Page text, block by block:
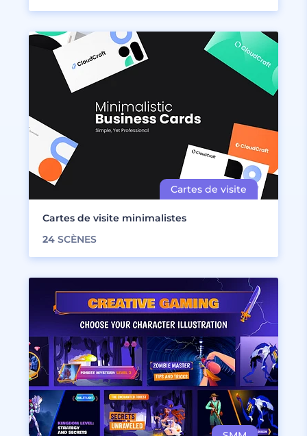
Cartes de visite minimalistes
24 SCÈNES